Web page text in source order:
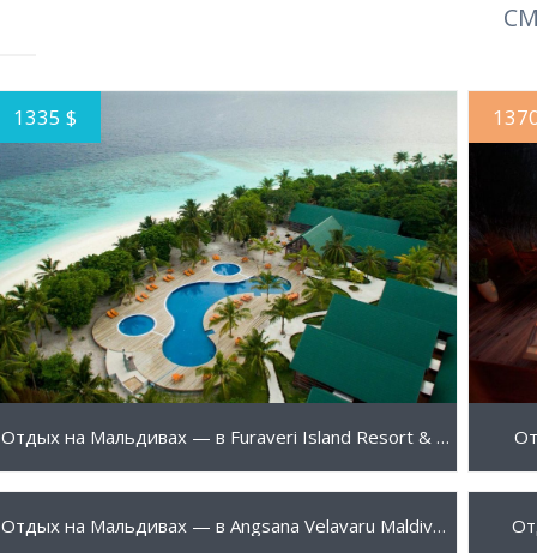
1335 $
ПОДРОБНЕЕ
Отдых на Мальдивах — в Furaveri Island Resort & Spa 4*
1525 $ ПОДРОБНЕЕ Отдых на Мальдивах — в Angsana Velavaru Maldives 5*